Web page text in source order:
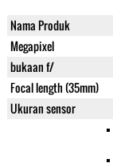
Nama Produk
Megapixel
bukaan f/
Focal length (35mm)
Ukuran sensor